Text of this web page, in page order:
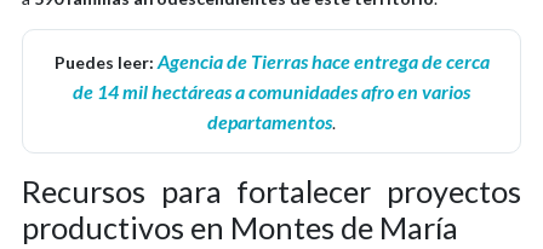
Puedes leer: Agencia de Tierras hace entrega de cerca
de 14 mil hectáreas a comunidades afro en varios
departamentos.
Recursos para fortalecer proyectos
productivos en Montes de María